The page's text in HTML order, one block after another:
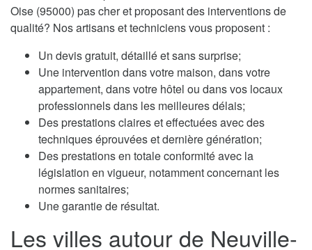
Oise (95000) pas cher et proposant des interventions de
qualité? Nos artisans et techniciens vous proposent :
Un devis gratuit, détaillé et sans surprise;
Une intervention dans votre maison, dans votre
appartement, dans votre hôtel ou dans vos locaux
professionnels dans les meilleures délais;
Des prestations claires et effectuées avec des
techniques éprouvées et dernière génération;
Des prestations en totale conformité avec la
législation en vigueur, notamment concernant les
normes sanitaires;
Une garantie de résultat.
Les villes autour de Neuville-